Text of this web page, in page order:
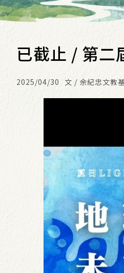
已截止 / 第二
2025/04/30 文 / 余紀忠文教